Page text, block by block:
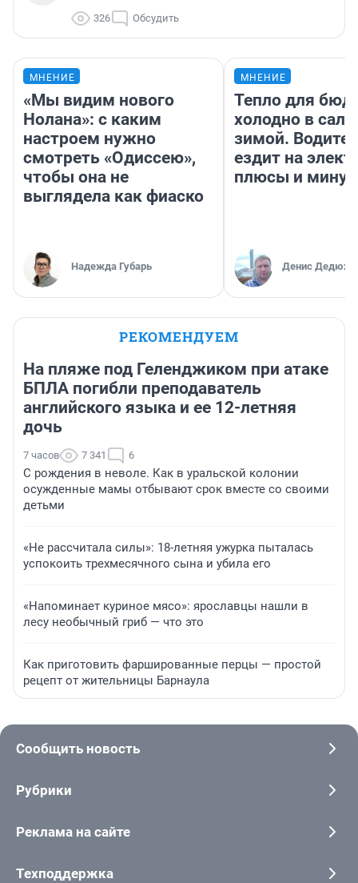
326 Обсудить
МНЕНИЕ
«Мы видим нового
Нолана»: с каким
настроем нужно
смотреть «Одиссею»,
чтобы она не
выглядела как фиаско
Надежда Губарь
МНЕНИЕ
Тепло для
холодно в
зимой.
ездит на
плюсы и
Денис
РЕКОМЕНДУЕМ
На пляже под Геленджиком при атаке
БПЛА погибли преподаватель
английского языка и ее 12-летняя
дочь
7 часов 7 341 6
С рождения в неволе. Как в уральской колонии
осужденные мамы отбывают срок вместе со своими
детьми
«Не рассчитала силы»: 18-летняя ужурка пыталась
успокоить трехмесячного сына и убила его
«Напоминает куриное мясо»: ярославцы нашли в
лесу необычный гриб — что это
Как приготовить фаршированные перцы — простой
рецепт от жительницы Барнаула
Сообщить новость
Рубрики
Реклама на сайте
Техподдержка